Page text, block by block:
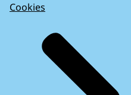
Cookies